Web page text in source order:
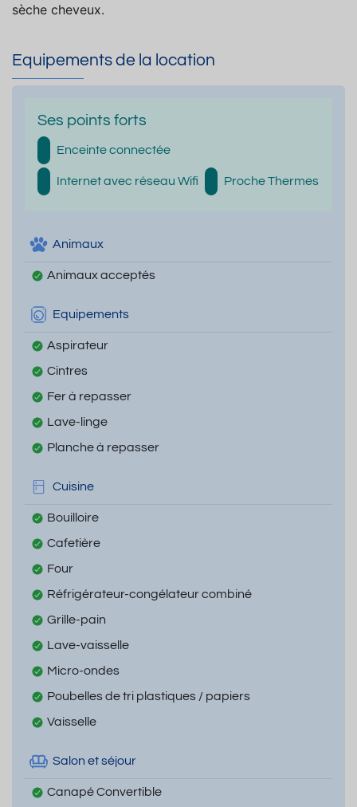
sèche cheveux.
Equipements de la location
Ses points forts
Enceinte connectée
Internet avec réseau Wifi Proche Thermes
Animaux
Animaux acceptés
Equipements
Aspirateur
Cintres
Fer à repasser
Lave-linge
Planche à repasser
Cuisine
Bouilloire
Cafetière
Four
Réfrigérateur-congélateur combiné
Grille-pain
Lave-vaisselle
Micro-ondes
Poubelles de tri plastiques / papiers
Vaisselle
Salon et séjour
Canapé Convertible